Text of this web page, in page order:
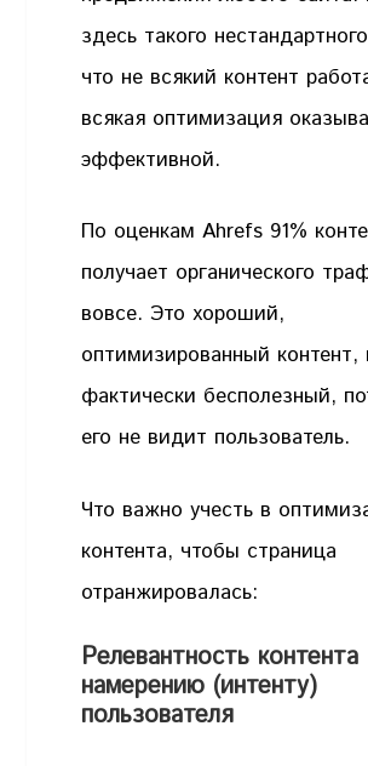
здесь такого
что не всякий контент
всякая оптимизация
эффективной.
По оценкам Ahrefs 91%
получает органического
вовсе. Это хороший,
оптимизированный контент,
фактически бесполезный,
его не видит пользователь.
Что важно учесть в
контента, чтобы страница
отранжировалась:
Релевантность контента
намерению (интенту)
пользователя